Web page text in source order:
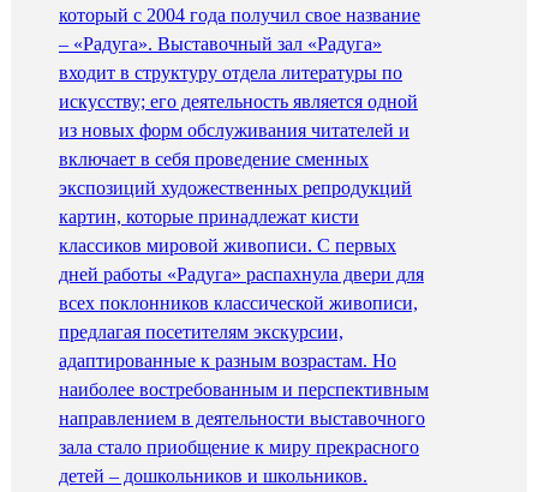
который с 2004 года получил свое название
– «Радуга». Выставочный зал «Радуга»
входит в структуру отдела литературы по
искусству; его деятельность является одной
из новых форм обслуживания читателей и
включает в себя проведение сменных
экспозиций художественных репродукций
картин, которые принадлежат кисти
классиков мировой живописи. С первых
дней работы «Радуга» распахнула двери для
всех поклонников классической живописи,
предлагая посетителям экскурсии,
адаптированные к разным возрастам. Но
наиболее востребованным и перспективным
направлением в деятельности выставочного
зала стало приобщение к миру прекрасного
детей – дошкольников и школьников.